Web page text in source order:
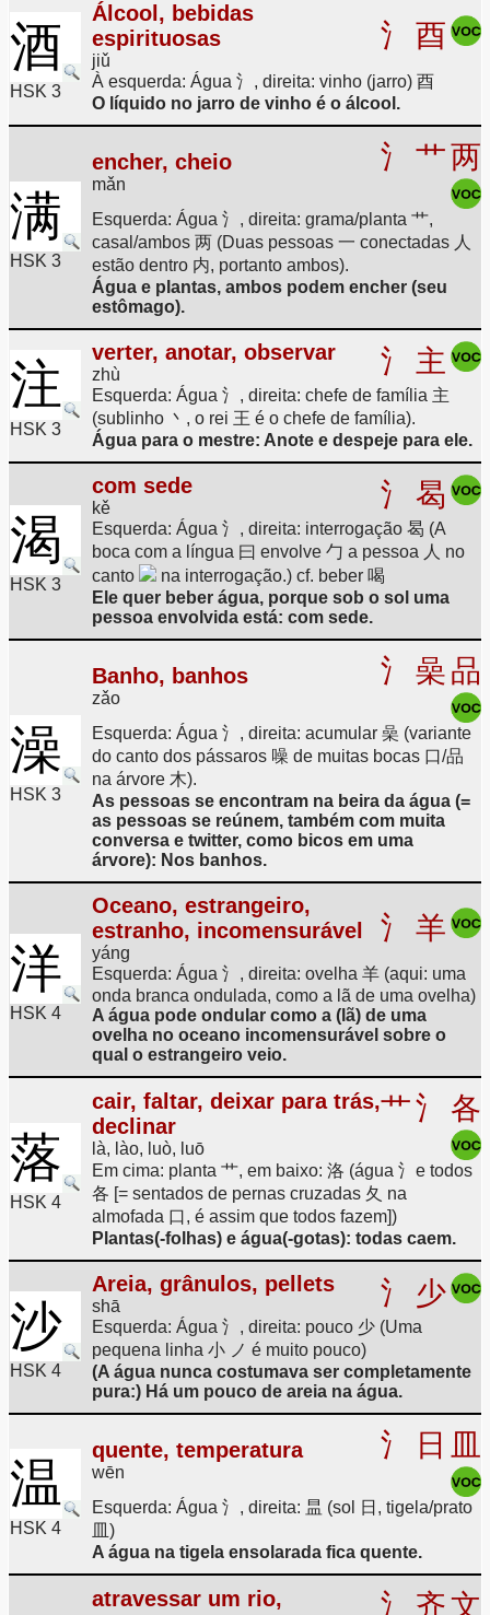
酒
HSK 3
Álcool, bebidas
espirituosas
jiǔ
氵 酉
À esquerda: Água 氵, direita: vinho (jarro) 酉
O líquido no jarro de vinho é o álcool.
满
HSK 3
encher, cheio
mǎn
氵 艹两
Esquerda: Água 氵, direita: grama/planta 艹,
casal/ambos 两 (Duas pessoas 一 conectadas 人
estão dentro 内, portanto ambos).
Água e plantas, ambos podem encher (seu
estômago).
注
HSK 3
verter, anotar, observar
zhù 氵 主
Esquerda: Água 氵, direita: chefe de família 主
(sublinho 丶, o rei 王 é o chefe de família).
Água para o mestre: Anote e despeje para ele.
渴
HSK 3
com sede
kě 氵 曷
Esquerda: Água 氵, direita: interrogação 曷 (A
boca com a língua 曰 envolve 勹 a pessoa 人 no
canto
na interrogação.) cf. beber 喝
Ele quer beber água, porque sob o sol uma
pessoa envolvida está: com sede.
澡
HSK 3
Banho, banhos
zǎo
氵 喿品
Esquerda: Água 氵, direita: acumular 喿 (variante
do canto dos pássaros 噪 de muitas bocas 口/品
na árvore 木).
As pessoas se encontram na beira da água (=
as pessoas se reúnem, também com muita
conversa e twitter, como bicos em uma
árvore): Nos banhos.
洋
HSK 4
Oceano, estrangeiro,
estranho, incomensurável
yáng
氵 羊
Esquerda: Água 氵, direita: ovelha 羊 (aqui: uma
onda branca ondulada, como a lã de uma ovelha)
A água pode ondular como a (lã) de uma
ovelha no oceano incomensurável sobre o
qual o estrangeiro veio.
落
HSK 4
cair, faltar, deixar para trás,
declinar
là, lào, luò, luō
艹氵 各
Em cima: planta 艹, em baixo: 洛 (água 氵e todos
各 [= sentados de pernas cruzadas 夂 na
almofada 口, é assim que todos fazem])
Plantas(-folhas) e água(-gotas): todas caem.
沙
HSK 4
Areia, grânulos, pellets
shā 氵 少
Esquerda: Água 氵, direita: pouco 少 (Uma
pequena linha 小 ノ é muito pouco)
(A água nunca costumava ser completamente
pura:) Há um pouco de areia na água.
温
HSK 4
quente, temperatura
wēn
氵 日 皿
Esquerda: Água 氵, direita: 昷 (sol 日, tigela/prato
皿)
A água na tigela ensolarada fica quente.
atravessar um rio,
氵 齐文